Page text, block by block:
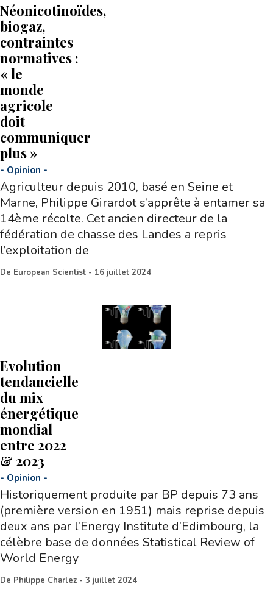
Néonicotinoïdes,
biogaz,
contraintes
normatives :
« le
monde
agricole
doit
communiquer
plus »
- Opinion -
Agriculteur depuis 2010, basé en Seine et
Marne, Philippe Girardot s’apprête à entamer sa
14ème récolte. Cet ancien directeur de la
fédération de chasse des Landes a repris
l’exploitation de
De European Scientist - 16 juillet 2024
Evolution
tendancielle
du mix
énergétique
mondial
entre 2022
& 2023
- Opinion -
Historiquement produite par BP depuis 73 ans
(première version en 1951) mais reprise depuis
deux ans par l’Energy Institute d’Edimbourg, la
célèbre base de données Statistical Review of
World Energy
De Philippe Charlez - 3 juillet 2024